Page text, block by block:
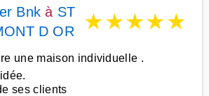
Bnk à ST
D OR
★★★★★
une maison individuelle .
ses clients